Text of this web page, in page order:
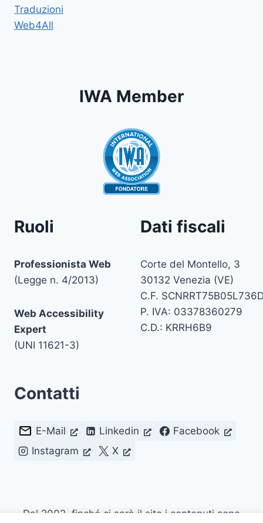
Traduzioni
Web4All
IWA Member
Ruoli
Professionista Web
(Legge n. 4/2013)
Web Accessibility
Expert
(UNI 11621-3)
Dati fiscali
Corte del Montello, 3
30132 Venezia (VE)
C.F.
P. IVA: 03378360279
C.D.: KRRH6B9
Contatti
E-Mail Linkedin
Facebook
Instagram
X
Dal 2002, finché ci sarà il sito i contenuti sono